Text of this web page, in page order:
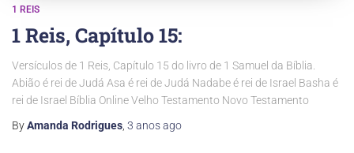
1 REIS
1 Reis, Capítulo 15:
Versículos de 1 Reis, Capítulo 15 do livro de 1 Samuel da Bíblia.
Abião é rei de Judá Asa é rei de Judá Nadabe é rei de Israel Basha é
rei de Israel Bíblia Online Velho Testamento Novo Testamento
ByAmanda Rodrigues 3 anosago